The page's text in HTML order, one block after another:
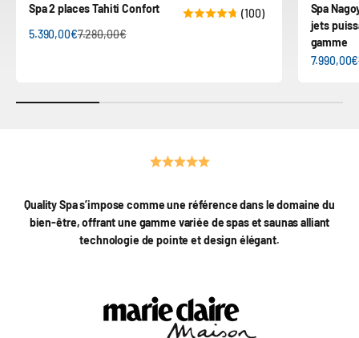
Spa 2 places Tahiti Confort
(100)
Prix de vente
5.390,00€Prix normal
7.280,00€
Spa
jets
gamme
Prix de
7.990,00€
Quality Spa s’impose comme une référence dans le domaine du
bien-être, offrant une gamme variée de spas et saunas alliant
technologie de pointe et design élégant.